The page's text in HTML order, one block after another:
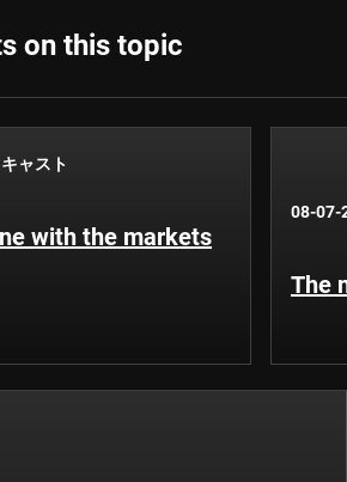
on this topic
ャスト
with the markets
08-07-
The